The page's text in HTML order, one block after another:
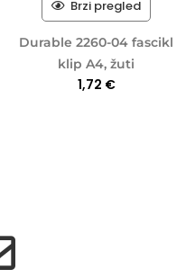
Brzi pregled
Durable 2260-04 fascikl
klip A4, žuti
1,72 €